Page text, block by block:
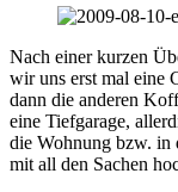
Nach einer kurzen
wir uns erst mal eine
dann die anderen
eine Tiefgarage,
die Wohnung bzw. in
mit all den Sachen